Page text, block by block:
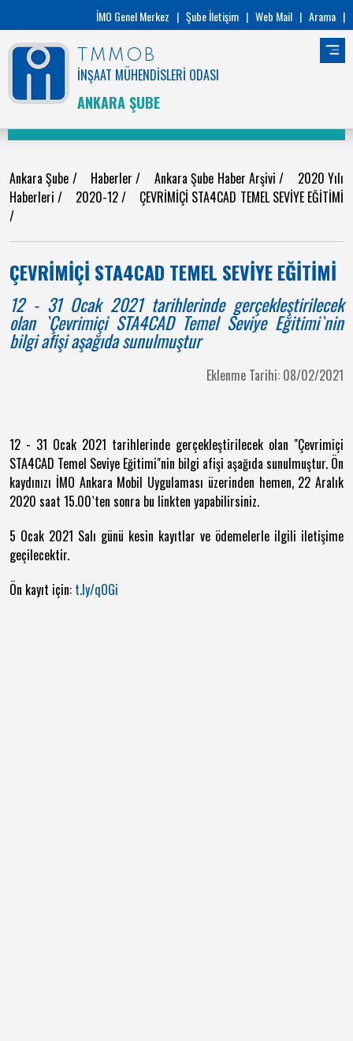
İMO Genel Merkez | Şube İletişim | Web Mail | Arama |
TMMOB
İNŞAAT MÜHENDİSLERİ ODASI
ANKARA ŞUBE
Ankara Şube / Haberler/ Ankara Şube Haber Arşivi/ 2020 Yılı
Haberleri/ 2020-12/ ÇEVRİMİÇİ STA4CAD TEMEL SEVİYE EĞİTİMİ
/
ÇEVRİMİÇİ STA4CAD TEMEL SEVİYE EĞİTİMİ
12 - 31 Ocak 2021 tarihlerinde gerçekleştirilecek
olan `Çevrimiçi STA4CAD Temel Seviye Eğitimi`nin
bilgi afişi aşağıda sunulmuştur
Eklenme Tarihi: 08/02/2021
12 - 31 Ocak 2021 tarihlerinde gerçekleştirilecek olan "Çevrimiçi
STA4CAD Temel Seviye Eğitimi"nin bilgi afişi aşağıda sunulmuştur. Ön
kaydınızı İMO Ankara Mobil Uygulaması üzerinden hemen, 22 Aralık
2020 saat 15.00`ten sonra bu linkten yapabilirsiniz.
5 Ocak 2021 Salı günü kesin kayıtlar ve ödemelerle ilgili iletişime
geçilecektir.
Ön kayıt için: t.ly/qOGi